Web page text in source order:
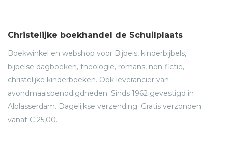
Christelijke boekhandel de Schuilplaats
Boekwinkel en webshop voor Bijbels, kinderbijbels,
bijbelse dagboeken, theologie, romans, non-fictie,
christelijke kinderboeken. Ook leverancier van
avondmaalsbenodigdheden. Sinds 1962 gevestigd in
Alblasserdam. Dagelijkse verzending. Gratis verzonden
vanaf € 25,00.